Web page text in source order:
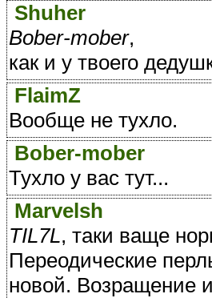
Shuher
Bober-mober,
как и у твоего
FlaimZ
Вообще не тухло.
Bober-mober
Тухло у вас тут...
Marvelsh
TIL7L, таки ваще
Переодические
новой. Возращение